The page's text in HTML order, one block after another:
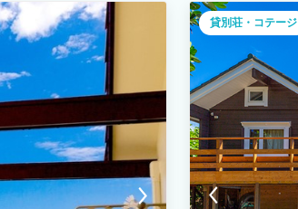
貸別荘・コテージ